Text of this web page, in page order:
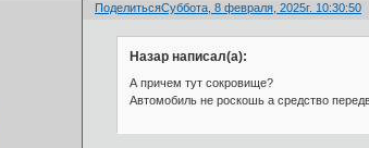
ПоделитьсяСуббота, 8 февраля, 2025г. 10:30:50
Назар написал(а):
А причем тут сокровище?
Автомобиль не роскошь а средство